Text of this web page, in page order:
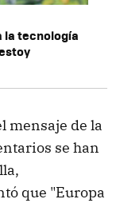
la tecnología
mensaje de la
se han
que "Europa